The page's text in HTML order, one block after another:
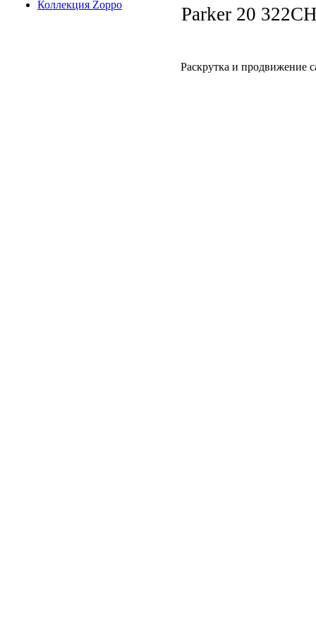
Коллекция Zoppo Parker 20
Раскрутка и продвижение